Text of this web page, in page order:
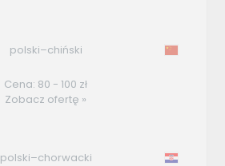
polski–chiński
Cena: 80 - 100 zł
Zobacz ofertę »
polski–chorwacki